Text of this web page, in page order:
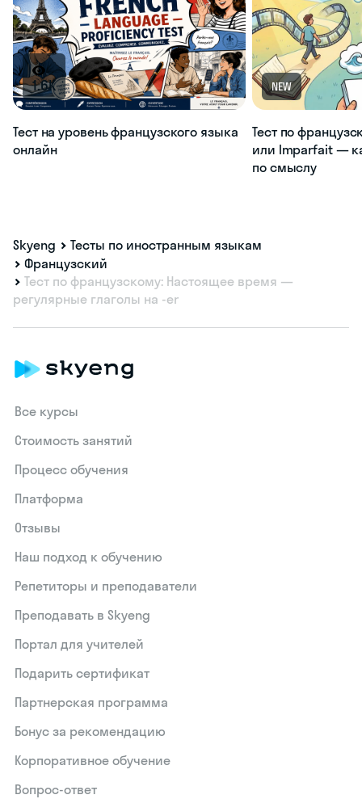
1.6K
Тест на уровень французского языка
онлайн
NEW
Тест по
или Imparfait —
по смыслу
Skyeng
Тесты по иностранным языкам
Французский
Тест по французскому: Настоящее время —
регулярные глаголы на -er
Все курсы
Стоимость занятий
Процесс обучения
Платформа
Отзывы
Наш подход к обучению
Репетиторы и преподаватели
Преподавать в Skyeng
Портал для учителей
Подарить сертификат
Партнерская программа
Бонус за рекомендацию
Корпоративное обучение
Вопрос-ответ